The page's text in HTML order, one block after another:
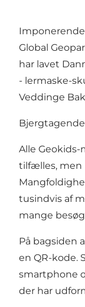
Global
har lavet
- lermaske-
Veddinge
Alle
tilfælles, men
tusindvis af
mange
På bagsiden
en QR-kode.
smartphone
der har